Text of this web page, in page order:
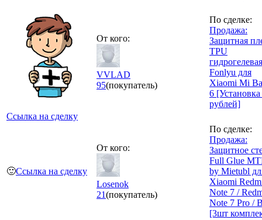
Ссылка на сделку
От кого:
VVLAD
95(покупатель)
По сделке:
Продажа:
Защитная
TPU
гидрогелевая
Fonlyu для
Xiaomi Mi
6
рублей]
🙂Ссылка на сделку
От кого:
Losenok
21(покупатель)
По сделке:
Продажа:
Защитное
Full Glue
by Mietubl
Xiaomi
Note 7 /
Note 7 Pro /
[3шт